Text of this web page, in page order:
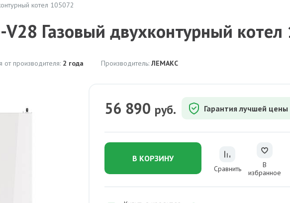
котел 105072
V28 Газовый двухконтурный
от производителя: 2 года Производитель: ЛЕМАКС
56 890 руб. Гарантия лучшей цены
В КОРЗИНУ
Сравнить
В
избранное